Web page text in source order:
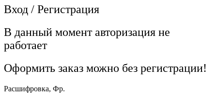
Вход / Регистрация
В данный момент авторизация не
работает
Оформить заказ можно без регистрации!
Расшифровка, Фр.